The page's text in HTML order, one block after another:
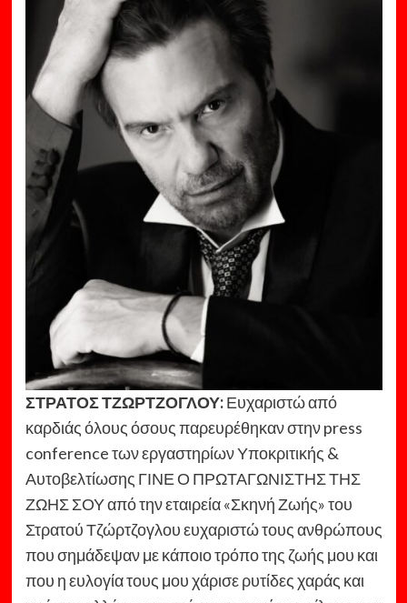
ΣΤΡΑΤΟΣ ΤΖΩΡΤΖΟΓΛΟΥ:Ευχαριστώ από
καρδιάς όλους όσους παρευρέθηκαν στην press
conference των εργαστηρίων Υποκριτικής &
Αυτοβελτίωσης ΓΙΝΕ Ο ΠΡΩΤΑΓΩΝΙΣΤΗΣ ΤΗΣ
ΖΩΗΣ ΣΟΥ από την εταιρεία «Σκηνή Ζωής» του
Στρατού Τζώρτζογλου ευχαριστώ τους ανθρώπους
που σημάδεψαν με κάποιο τρόπο της ζωής μου και
που η ευλογία τους μου χάρισε ρυτίδες χαράς και